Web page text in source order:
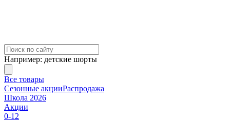
Например: детские шорты
Все товары
Сезонные акцииРаспродажа
Школа 2026
Акции
0-12